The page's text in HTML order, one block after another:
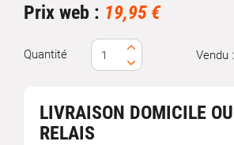
Prix web : 19,95 €
Quantité Vendu
LIVRAISON DOMICILE
RELAIS